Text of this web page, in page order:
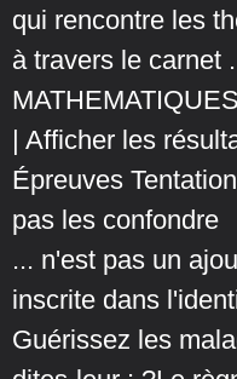
qui rencontre les
à travers le carnet
| Afficher les
Épreuves
pas les confondre
... n'est pas un
inscrite dans
Guérissez les